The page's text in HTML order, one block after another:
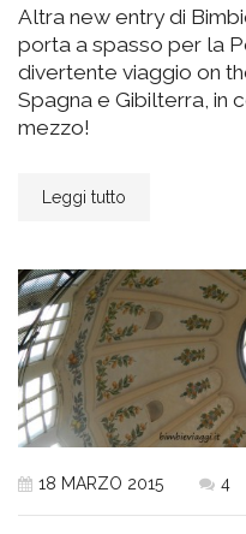
Altra new entry di
porta a spasso per la
divertente viaggio on
Spagna e Gibilterra, in
mezzo!
Leggi tutto
18 MARZO 2015 4